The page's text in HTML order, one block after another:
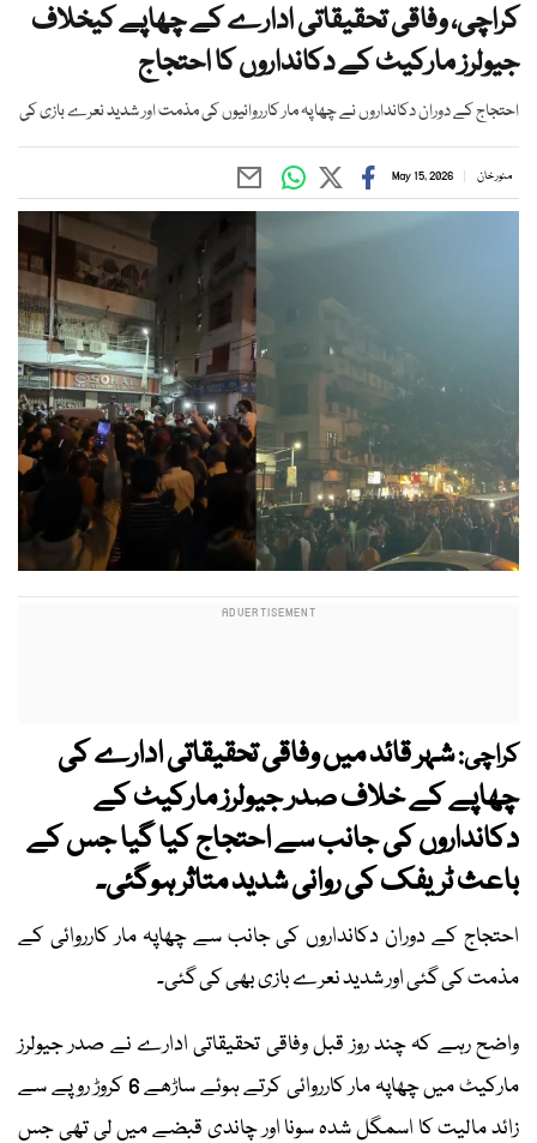
کراچی، وفاقی تحقیقاتی ادارے کے چھاپے کیخلاف
جیولرز مارکیٹ کے دکانداروں کا احتجاج
احتجاج کے دوران دکانداروں نے چھاپہ مار کارروائیوں کی مذمت اور شدید نعرے بازی کی
منور خان May 15, 2026
کراچی:شہر قائد میں وفاقی تحقیقاتی ادارے کی
چھاپے کے خلاف صدر جیولرز مارکیٹ کے
دکانداروں کی جانب سے احتجاج کیا گیا جس کے
باعث ٹریفک کی روانی شدید متاثر ہوگئی۔
احتجاج کے دوران دکانداروں کی جانب سے چھاپہ مار کارروائی کے
مذمت کی گئی اور شدید نعرے بازی بھی کی گئی۔
واضح رہے کہ چند روز قبل وفاقی تحقیقاتی ادارے نے صدر جیولرز
مارکیٹ میں چھاپہ مار کارروائی کرتے ہوئے ساڑھے 6 کروڑ روپے سے
زائد مالیت کا اسمگل شدہ سونا اور چاندی قبضے میں لی تھی جس